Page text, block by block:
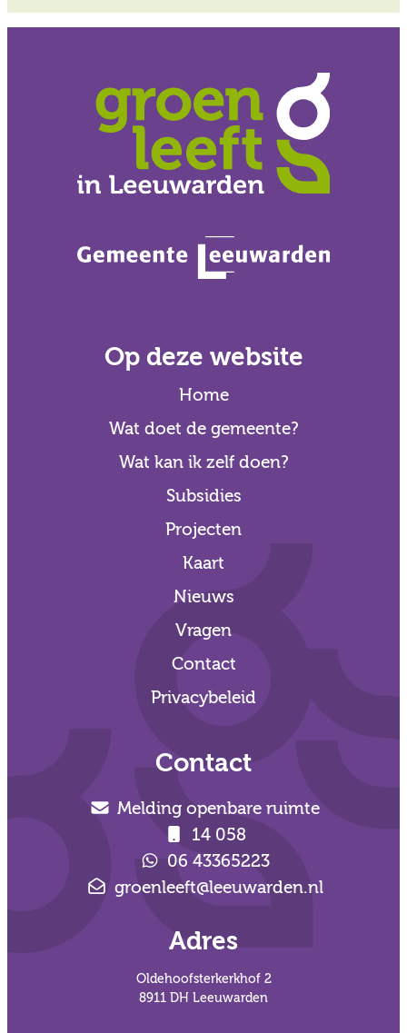
Op deze website
Home
Wat doet de gemeente?
Wat kan ik zelf doen?
Subsidies
Projecten
Kaart
Nieuws
Vragen
Contact
Privacybeleid
Contact
Melding openbare ruimte
14 058
06 43365223
groenleeft@leeuwarden.nl
Adres
Oldehoofsterkerkhof 2
8911 DH Leeuwarden